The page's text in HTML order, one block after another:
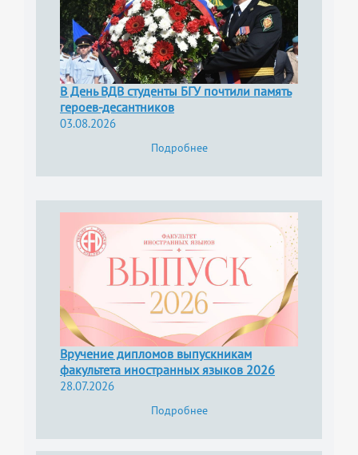
В День ВДВ студенты БГУ почтили память
героев-десантников
03.08.2026
Подробнее
Вручение дипломов выпускникам
факультета иностранных языков 2026
28.07.2026
Подробнее